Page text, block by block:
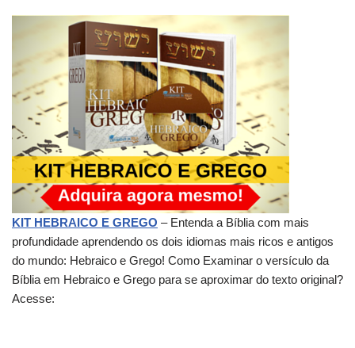
KIT HEBRAICO E GREGO – Entenda a Bíblia com mais
profundidade aprendendo os dois idiomas mais ricos e antigos
do mundo: Hebraico e Grego! Como Examinar o versículo da
Bíblia em Hebraico e Grego para se aproximar do texto original?
Acesse: